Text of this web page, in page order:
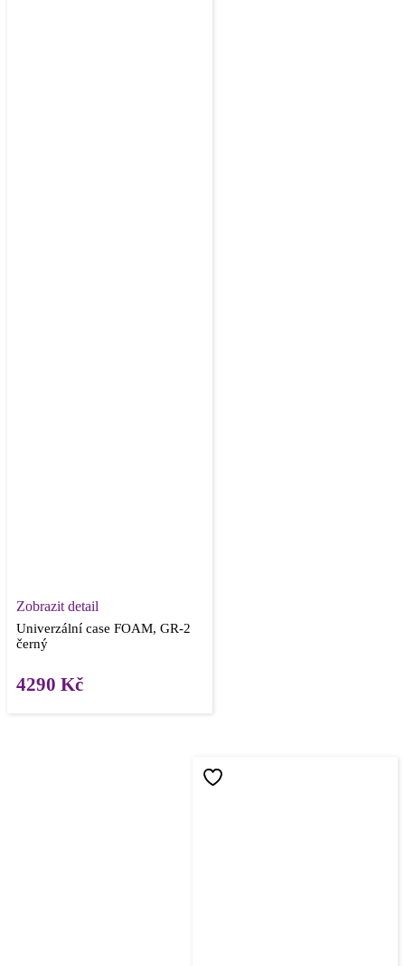
Zobrazit detail
Univerzální case FOAM, GR-2
černý
4290 Kč